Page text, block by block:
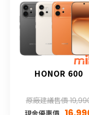
HONOR 600
原廠建議售價